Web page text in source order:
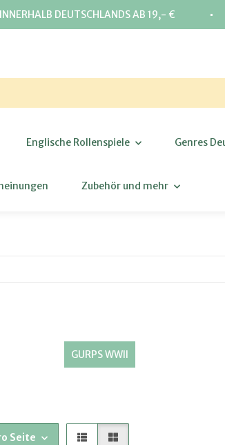
DEUTSCHLANDS AB 19,- € ⋅
Englische Rollenspiele Genres
Zubehör und mehr
GURPS WWII
Seite